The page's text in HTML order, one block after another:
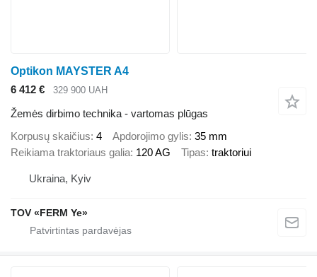
Optikon MAYSTER A4
6 412 €
329 900 UAH
Žemės dirbimo technika - vartomas plūgas
Korpusų skaičius 4 Apdorojimo gylis 35 mm
Reikiama traktoriaus galia 120 AG Tipas traktoriui
Ukraina, Kyiv
TOV «FERM Ye»